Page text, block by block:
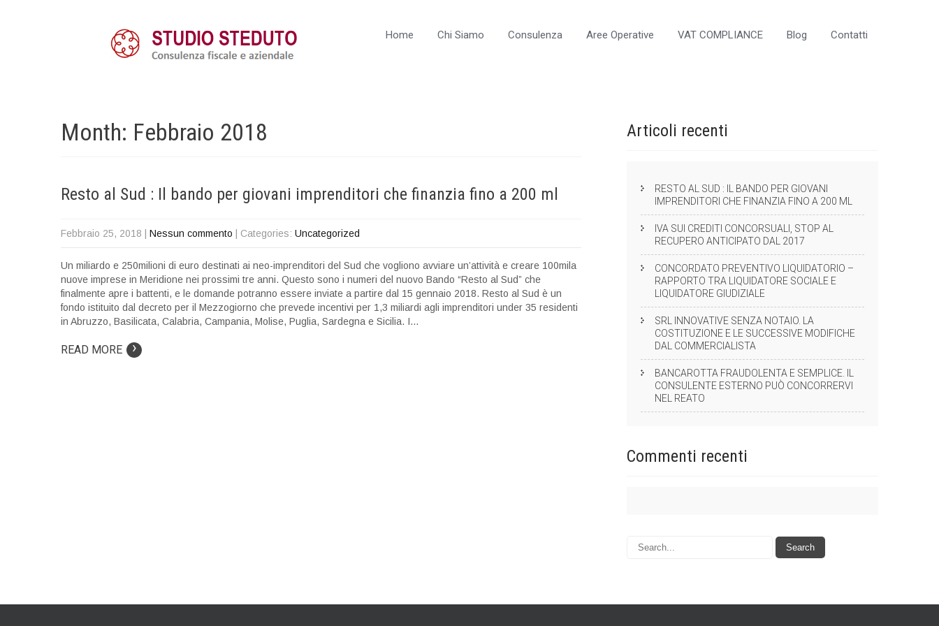
Home Chi Siamo Consulenza Aree Operative VAT COMPLIANCE Blog Contatti
Month: Febbraio 2018
Resto al Sud : Il bando per giovani imprenditori che finanzia fino a 200 ml
Febbraio 25, 2018 Nessun commento | Categories: Uncategorized
Un miliardo e 250milioni di euro destinati ai neo-imprenditori del Sud che vogliono avviare un’attività e creare 100mila
nuove imprese in Meridione nei prossimi tre anni. Questo sono i numeri del nuovo Bando “Resto al Sud” che
finalmente apre i battenti, e le domande potranno essere inviate a partire dal 15 gennaio 2018. Resto al Sud è un
fondo istituito dal decreto per il Mezzogiorno che prevede incentivi per 1,3 miliardi agli imprenditori under 35 residenti
in Abruzzo, Basilicata, Calabria, Campania, Molise, Puglia, Sardegna e Sicilia. I...
READ MORE ›
Articoli recenti
RESTO AL SUD : IL BANDO PER GIOVANI
IMPRENDITORI CHE FINANZIA FINO A 200 ML
IVA SUI CREDITI CONCORSUALI, STOP AL
RECUPERO ANTICIPATO DAL 2017
CONCORDATO PREVENTIVO LIQUIDATORIO –
RAPPORTO TRA LIQUIDATORE SOCIALE E
LIQUIDATORE GIUDIZIALE
SRL INNOVATIVE SENZA NOTAIO. LA
COSTITUZIONE E LE SUCCESSIVE MODIFICHE
DAL COMMERCIALISTA
BANCAROTTA FRAUDOLENTA E SEMPLICE. IL
CONSULENTE ESTERNO PUÒ CONCORRERVI
NEL REATO
Commenti recenti